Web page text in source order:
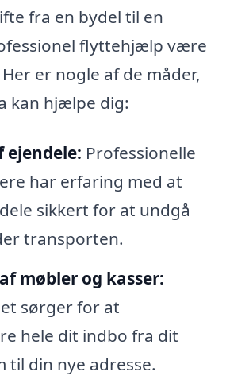
fra en bydel til en
flyttehjælp være
er nogle af de måder,
kan hjælpe dig:
ejendele: Professionelle
har erfaring med at
sikkert for at undgå
transporten.
møbler og kasser:
sørger for at
hele dit indbo fra dit
til din nye adresse.